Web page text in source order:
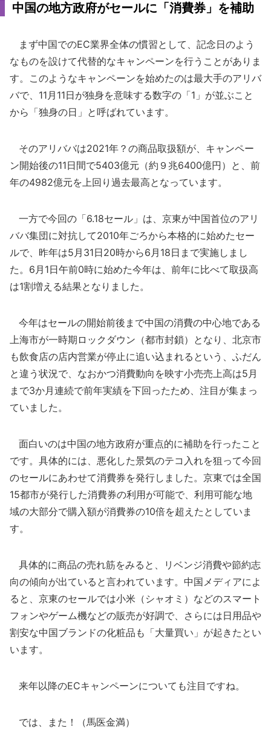
中国の地方政府がセールに「消費券」を補助
まず中国でのEC業界全体の慣習として、記念日のよう
なものを設けて代替的なキャンペーンを行うことがありま
す。このようなキャンペーンを始めたのは最大手のアリバ
バで、11月11日が独身を意味する数字の「1」が並ぶこと
から「独身の日」と呼ばれています。
そのアリババは2021年？の商品取扱額が、キャンペー
ン開始後の11日間で5403億元（約９兆6400億円）と、前
年の4982億元を上回り過去最高となっています。
一方で今回の「6.18セール」は、京東が中国首位のアリ
ババ集団に対抗して2010年ごろから本格的に始めたセー
ルで、昨年は5月31日20時から6月18日まで実施しまし
た。6月1日午前0時に始めた今年は、前年に比べて取扱高
は1割増える結果となりました。
今年はセールの開始前後まで中国の消費の中心地である
上海市が一時期ロックダウン（都市封鎖）となり、北京市
も飲食店の店内営業が停止に追い込まれるという、ふだん
と違う状況で、なおかつ消費動向を映す小売売上高は5月
まで3か月連続で前年実績を下回ったため、注目が集まっ
ていました。
面白いのは中国の地方政府が重点的に補助を行ったこと
です。具体的には、悪化した景気のテコ入れを狙って今回
のセールにあわせて消費券を発行しました。京東では全国
15都市が発行した消費券の利用が可能で、利用可能な地
域の大部分で購入額が消費券の10倍を超えたとしていま
す。
具体的に商品の売れ筋をみると、リベンジ消費や節約志
向の傾向が出ていると言われています。中国メディアによ
ると、京東のセールでは小米（シャオミ）などのスマート
フォンやゲーム機などの販売が好調で、さらには日用品や
割安な中国ブランドの化粧品も「大量買い」が起きたとい
います。
来年以降のECキャンペーンについても注目ですね。
では、また！（馬医金満）